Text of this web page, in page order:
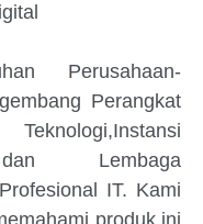
Perusahaan-
Perangkat
dan Lembaga
IT. Kami